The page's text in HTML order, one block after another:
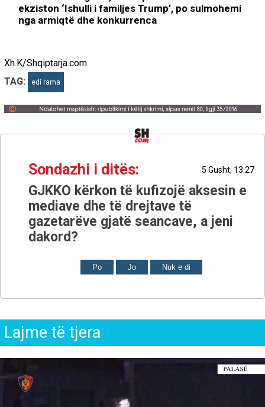
ekziston ‘Ishulli i familjes Trump’, po sulmohemi
nga armiqtë dhe konkurrenca
Xh.K/Shqiptarja.com
TAG:
edi rama
Sondazhi i ditës: 5 Gusht, 13:27
GJKKO kërkon të kufizojë aksesin e
mediave dhe të drejtave të
gazetarëve gjatë seancave, a jeni
dakord?
Po Jo Nuk e di
Lajme të tjera